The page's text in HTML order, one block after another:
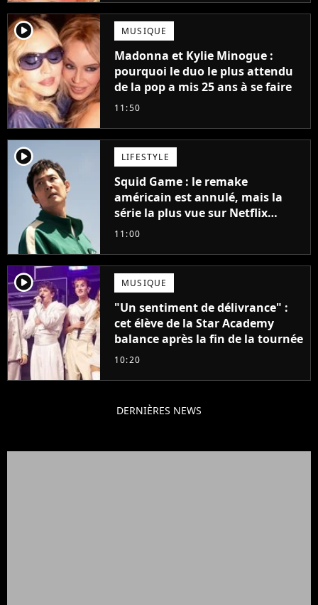
player2 MUSIQUE
Madonna et Kylie Minogue :
pourquoi le duo le plus attendu
de la pop a mis 25 ans à se faire
11:50
player2 LIFESTYLE
Squid Game : le remake
américain est annulé, mais la
série la plus vue sur Netflix
pourrait avoir une version
11:00
player2 MUSIQUE
"Un sentiment de délivrance" :
cet élève de la Star Academy
balance après la fin de la tournée
10:20
DERNIÈRES NEWS